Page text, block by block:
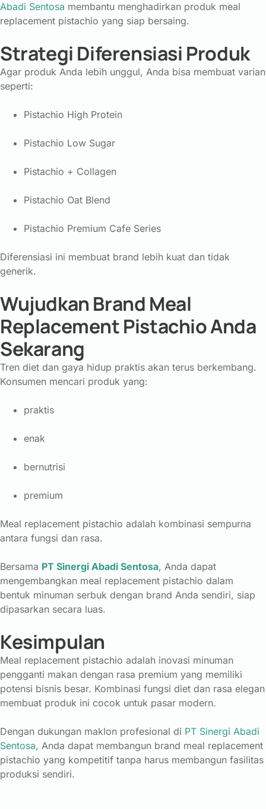
Abadi Sentosa membantu menghadirkan produk meal
replacement pistachio yang siap bersaing.
Strategi Diferensiasi Produk
Agar produk Anda lebih unggul, Anda bisa membuat varian
seperti:
Pistachio High Protein
Pistachio Low Sugar
Pistachio + Collagen
Pistachio Oat Blend
Pistachio Premium Cafe Series
Diferensiasi ini membuat brand lebih kuat dan tidak
generik.
Wujudkan Brand Meal
Replacement Pistachio Anda
Sekarang
Tren diet dan gaya hidup praktis akan terus berkembang.
Konsumen mencari produk yang:
praktis
enak
bernutrisi
premium
Meal replacement pistachio adalah kombinasi sempurna
antara fungsi dan rasa.
Bersama PT Sinergi Abadi Sentosa, Anda dapat
mengembangkan meal replacement pistachio dalam
bentuk minuman serbuk dengan brand Anda sendiri, siap
dipasarkan secara luas.
Kesimpulan
Meal replacement pistachio adalah inovasi minuman
pengganti makan dengan rasa premium yang memiliki
potensi bisnis besar. Kombinasi fungsi diet dan rasa elegan
membuat produk ini cocok untuk pasar modern.
Dengan dukungan maklon profesional di PT Sinergi Abadi
Sentosa, Anda dapat membangun brand meal replacement
pistachio yang kompetitif tanpa harus membangun fasilitas
produksi sendiri.